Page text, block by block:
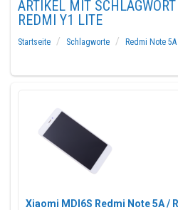
ARTIKEL MIT
REDMI Y1 LITE
Startseite Schlagworte
Redmi Note
Xiaomi MDI6S Redmi Note 5A /